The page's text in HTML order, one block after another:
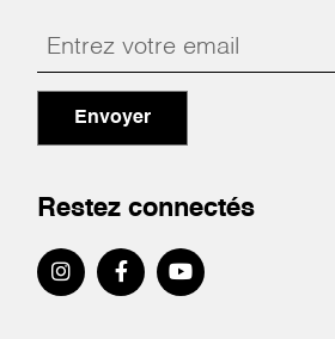
Envoyer
Restez connectés